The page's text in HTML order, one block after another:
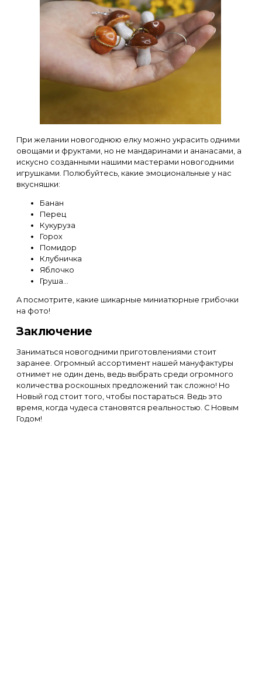
При желании новогоднюю елку можно украсить одними
овощами и фруктами, но не мандаринами и ананасами, а
искусно созданными нашими мастерами новогодними
игрушками. Полюбуйтесь, какие эмоциональные у нас
вкусняшки:
Банан
Перец
Кукуруза
Горох
Помидор
Клубничка
Яблочко
Груша…
А посмотрите, какие шикарные миниатюрные грибочки
на фото!
Заключение
Заниматься новогодними приготовлениями стоит
заранее. Огромный ассортимент нашей мануфактуры
отнимет не один день, ведь выбрать среди огромного
количества роскошных предложений так сложно! Но
Новый год стоит того, чтобы постараться. Ведь это
время, когда чудеса становятся реальностью. С Новым
Годом!